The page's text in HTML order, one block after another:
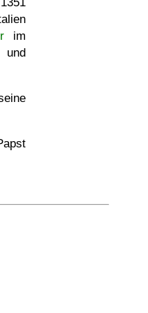
im
und